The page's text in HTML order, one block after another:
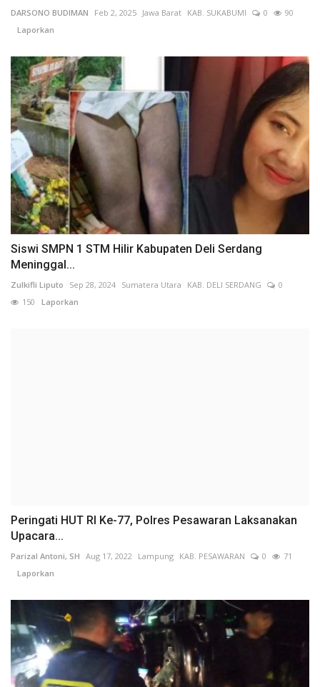
DARSONO BUDIMAN Feb 2, 2025 Jawa Barat KAB. SUKABUMI 0
90
Laporkan
Siswi SMPN 1 STM Hilir Kabupaten Deli Serdang
Meninggal...
Zulkifli Liputo Sep 28, 2024 Sumatera Utara KAB. DELI SERDANG
0
150 Laporkan
Peringati HUT RI Ke-77, Polres Pesawaran Laksanakan
Upacara...
Parizal Antoni, SH Aug 17, 2022 Lampung KAB. PESAWARAN 0
71
Laporkan